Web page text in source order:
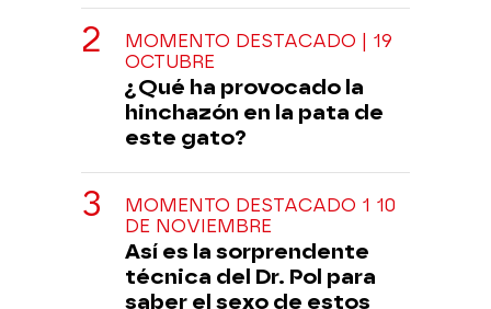
MOMENTO DESTACADO | 19
OCTUBRE
¿Qué ha provocado la
hinchazón en la pata de
este gato?
MOMENTO DESTACADO 1 10
DE NOVIEMBRE
Así es la sorprendente
técnica del Dr. Pol para
saber el sexo de estos